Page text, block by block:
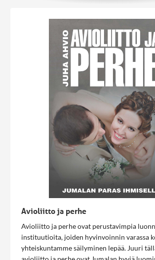
Avioliitto ja perhe
Avioliitto ja perhe ovat perustavimpia
instituutioita, joiden hyvinvoinnin varassa
yhteiskuntamme säilyminen lepää. Juuri